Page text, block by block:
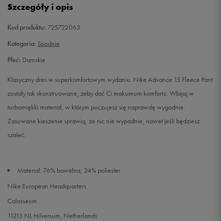
Szczegóły i opis
Kod produktu: 725722063
Kategoria: Spodnie
Płeć: Damskie
Klasyczny dres w superkomfortowym wydaniu. Nike Advance 15 Fleece Pant
zostały tak skonstruowane, żeby dać Ci maksimum komfortu. Wbijaj w
turbomiękki materiał, w którym poczujesz się naprawdę wygodnie.
Zasuwane kieszenie sprawią, że nic nie wypadnie, nawet jeśli będziesz
szaleć.
Materiał: 76% bawełna, 24% poliester
Nike European Headquarters
Colosseum
11213 NL Hilversum, Netherlands